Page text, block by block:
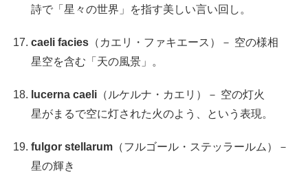
詩で「星々の世界」を指す美しい言い回し。
caeli facies （カエリ・ファキエース）－ 空の様相
星空を含む「天の風景」。
lucerna caeli （ルケルナ・カエリ）－ 空の灯火
星がまるで空に灯された火のよう、という表現。
fulgor stellarum （フルゴール・ステッラールム）－
星の輝き